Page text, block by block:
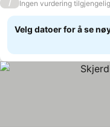
/ Ingen vurdering tilgjengelig
Velg datoer for å se